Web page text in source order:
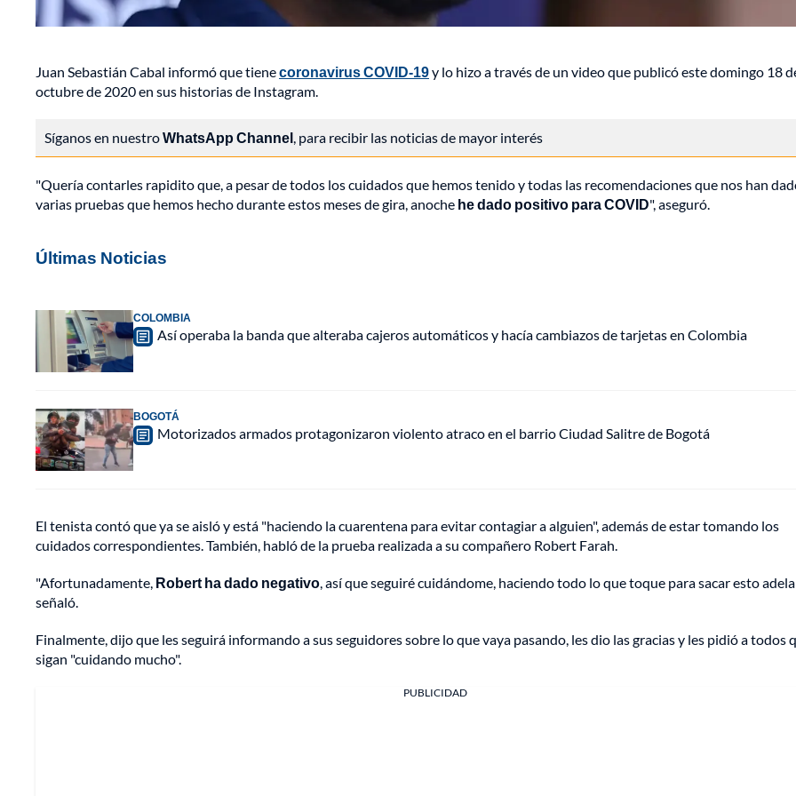
Juan Sebastián Cabal informó que tienecoronavirus COVID-19y lo hizo a través de un video que publicó este domingo 18
octubre de 2020 en sus historias de Instagram.
Síganos en nuestroWhatsApp Channel, para recibir las noticias de mayor interés
"Quería contarles rapidito que, a pesar de todos los cuidados que hemos tenido y todas las recomendaciones que nos han
varias pruebas que hemos hecho durante estos meses de gira, anoche he dado positivo para COVID", aseguró.
Últimas Noticias
COLOMBIA
Así operaba la banda que alteraba cajeros automáticos y hacía cambiazos de tarjetas en Colombia
BOGOTÁ
Motorizados armados protagonizaron violento atraco en el barrio Ciudad Salitre de Bogotá
El tenista contó que ya se aisló y está "haciendo la cuarentena para evitar contagiar a alguien", además de estar tomando los
cuidados correspondientes. También, habló de la prueba realizada a su compañero Robert Farah.
"Afortunadamente, Robert ha dado negativo, así que seguiré cuidándome, haciendo todo lo que toque para sacar esto
señaló.
Finalmente, dijo que les seguirá informando a sus seguidores sobre lo que vaya pasando, les dio las gracias y les pidió a todos
sigan "cuidando mucho".
PUBLICIDAD